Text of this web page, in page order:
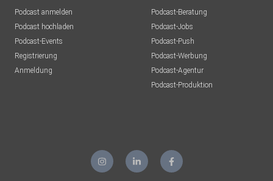
Podcast anmelden
Podcast hochladen
Podcast-Events
Registrierung
Anmeldung
Podcast-Beratung
Podcast-Jobs
Podcast-Push
Podcast-Werbung
Podcast-Agentur
Podcast-Produktion